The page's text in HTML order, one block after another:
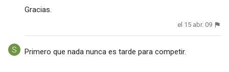
Gracias.
el 15 abr. 09
Primero que nada nunca es tarde para competir.